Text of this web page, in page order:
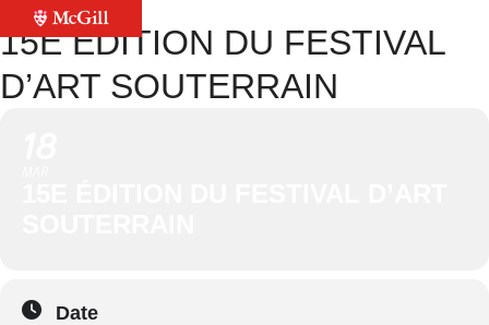
15E ÉDITION DU FESTIVAL
D’ART SOUTERRAIN
Date